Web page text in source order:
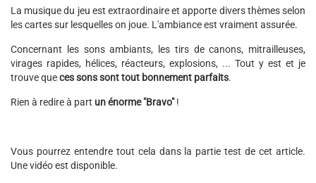
La musique du jeu est extraordinaire et apporte divers thèmes selon
les cartes sur lesquelles on joue. L'ambiance est vraiment assurée.
Concernant les sons ambiants, les tirs de canons, mitrailleuses,
virages rapides, hélices, réacteurs, explosions, ... Tout y est et je
trouve queces sons sont tout bonnement parfaits.
Rien à redire à part un énorme "Bravo"!
Vous pourrez entendre tout cela dans la partie test de cet article.
Une vidéo est disponible.